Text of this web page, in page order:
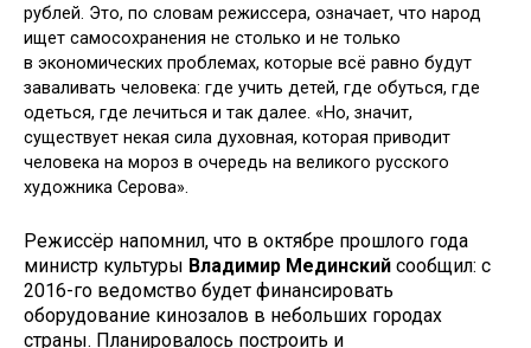
рублей. Это, по словам режиссера, означает, что народ
ищет самосохранения не столько и не только
в экономических проблемах, которые всё равно будут
заваливать человека: где учить детей, где обуться, где
одеться, где лечиться и так далее. «Но, значит,
существует некая сила духовная, которая приводит
человека на мороз в очередь на великого русского
художника Серова».
Режиссёр напомнил, что в октябре прошлого года
министр культуры Владимир Мединский сообщил: с
2016-го ведомство будет финансировать
оборудование кинозалов в небольших городах
страны. Планировалось построить и